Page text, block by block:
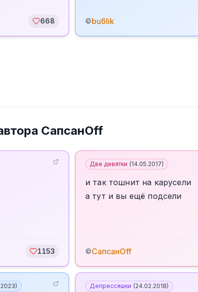
668 ©bu6lik
СапсанOff
1153
Две девятки (14.05.2017)
и так тошнит на карусели
а тут и вы ещё подсели
©СапсанOff
) Депрессяшки (24.02.2018)